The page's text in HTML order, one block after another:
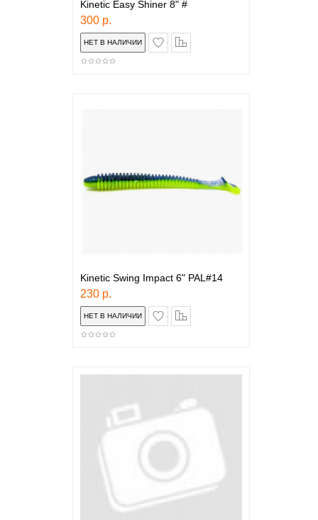
Kinetic Easy Shiner 8" #
300 р.
в закладки
Kinetic Swing Impact 6" PAL#14
230 р.
в закладки